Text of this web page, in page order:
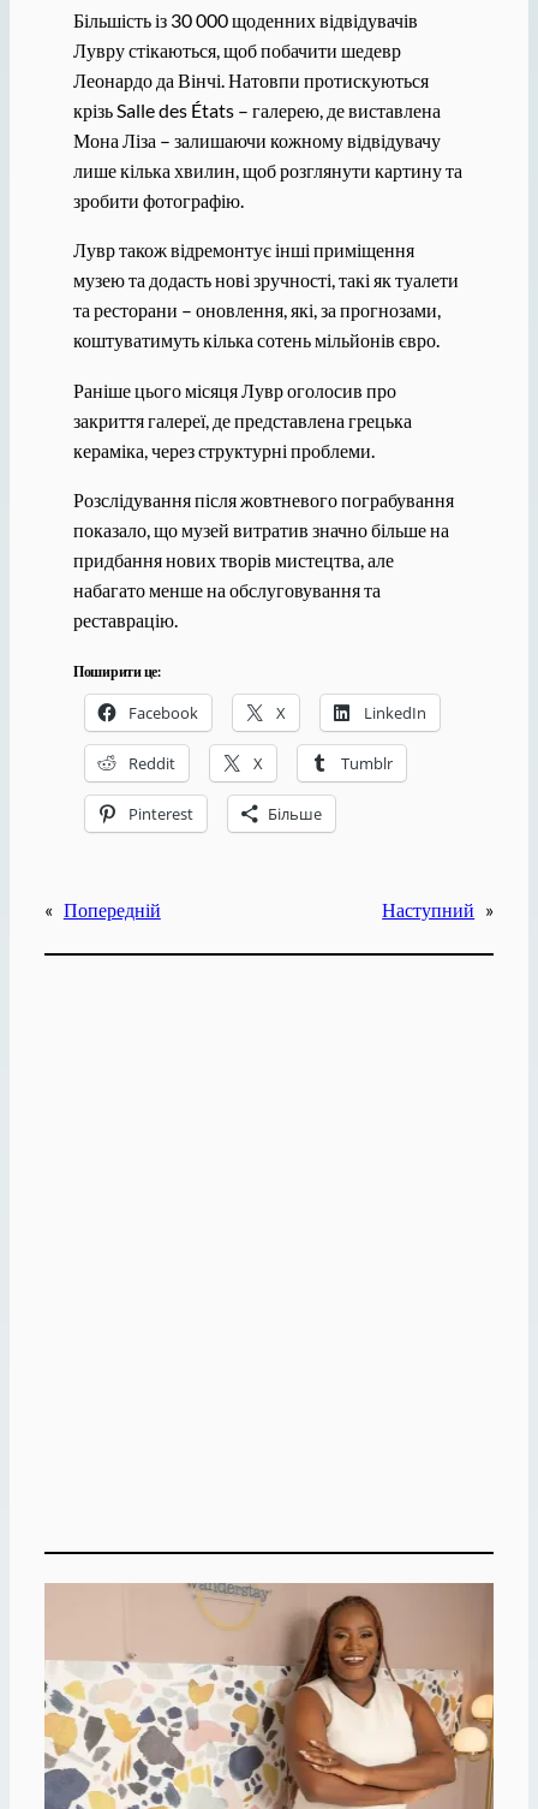
Більшість із 30 000 щоденних відвідувачів
Лувру стікаються, щоб побачити шедевр
Леонардо да Вінчі. Натовпи протискуються
крізь Salle des États – галерею, де виставлена ​​
Мона Ліза – залишаючи кожному відвідувачу
лише кілька хвилин, щоб розглянути картину та
зробити фотографію.
Лувр також відремонтує інші приміщення
музею та додасть нові зручності, такі як туалети
та ресторани – оновлення, які, за прогнозами,
коштуватимуть кілька сотень мільйонів євро.
Раніше цього місяця Лувр оголосив про
закриття галереї, де представлена ​​грецька
кераміка, через структурні проблеми.
Розслідування після жовтневого пограбування
показало, що музей витратив значно більше на
придбання нових творів мистецтва, але
набагато менше на обслуговування та
реставрацію.
Поширити це:
Facebook X LinkedIn
Reddit X Tumblr
Pinterest Більше
« Попередній Наступний »